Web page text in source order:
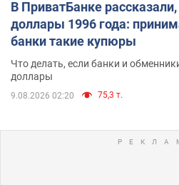
В ПриватБанке
доллары 1996 года:
банки такие купюры
Что делать, если банки и
доллары
9.08.2026 02:20 75,3 т.